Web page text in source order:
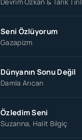
Seni Özlüyorum
Gazapizm
Dünyanın Sonu Değil
Damla Arıcan
Özledim Seni
Suzanna, Halit Bilgiç